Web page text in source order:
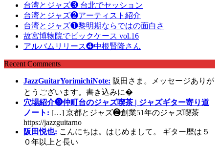
台湾とジャズ❸ 台北でセッション
台湾とジャズ❷アーティスト紹介
台湾とジャズ❶黎明期ならではの面白さ
故宮博物院でピックケース vol.16
アルバムリリース❹中根賢隆さん
Recent Comments
JazzGuitarYorimichiNote: 阪田さま。メッセージありが
とうございます。書き込みに�
穴場紹介❾仲町台のジャズ喫茶 | ジャズギター寄り道
ノート: […] 京都とジャズ❷創業51年のジャズ喫茶
https://jazzguitarno
阪田悦也: こんにちは。はじめまして。 ギター歴は５
０年以上と長い